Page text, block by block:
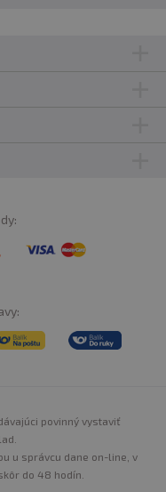
povinný vystaviť
u správcu dane on-line, v
do 48 hodín.